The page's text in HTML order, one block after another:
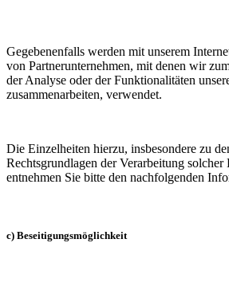
Gegebenenfalls werden mit unserem
von Partnerunternehmen, mit denen wir
der Analyse oder der Funktionalitäten
zusammenarbeiten, verwendet.
Die Einzelheiten hierzu, insbesondere zu
Rechtsgrundlagen der Verarbeitung
entnehmen Sie bitte den nachfolgenden
c) Beseitigungsmöglichkeit